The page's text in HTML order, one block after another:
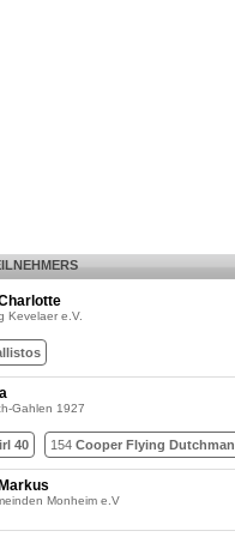
Kevelaer e.V.
Gahlen 1927
40 154 Cooper Flying Dutchman
Monheim e.V